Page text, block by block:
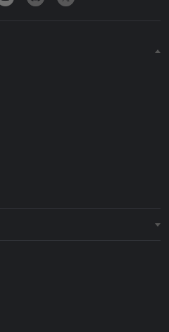
CD Key?
CD Key?
CD Key?